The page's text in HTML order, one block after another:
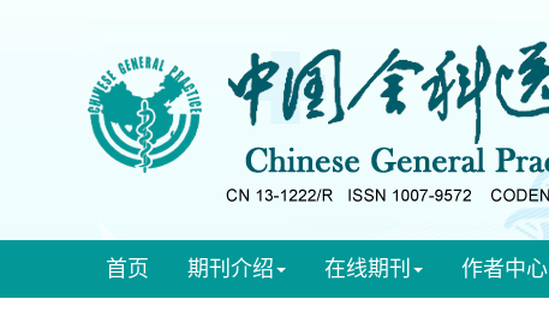
首页 期刊介绍 在线期刊 作者中心